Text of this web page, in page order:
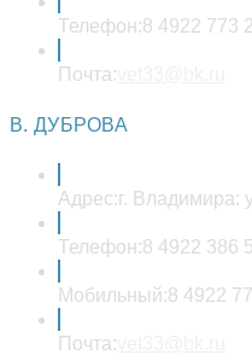
Телефон:8 4922 773
Почта:
В. ДУБРОВА
Адрес:г. Владимира:
Телефон:8 4922 386
Мобильный:8 4922
Почта: